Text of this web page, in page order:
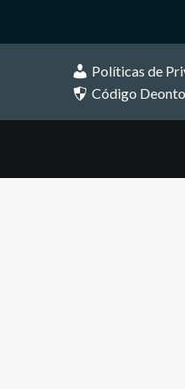
Políticas de
Código